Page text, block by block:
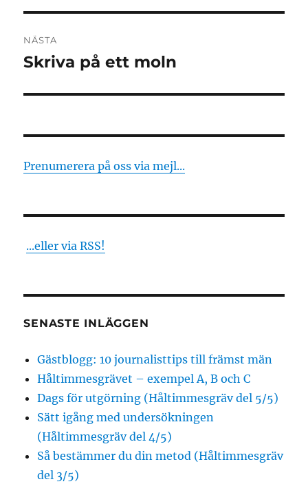
NÄSTA
Nästa
Skriva på ett moln
Prenumerera på oss via mejl...
...eller via RSS!
SENASTE INLÄGGEN
Gästblogg: 10 journalisttips till främst män
Håltimmesgrävet – exempel A, B och C
Dags för utgörning (Håltimmesgräv del 5/5)
Sätt igång med undersökningen
(Håltimmesgräv del 4/5)
Så bestämmer du din metod (Håltimmesgräv
del 3/5)